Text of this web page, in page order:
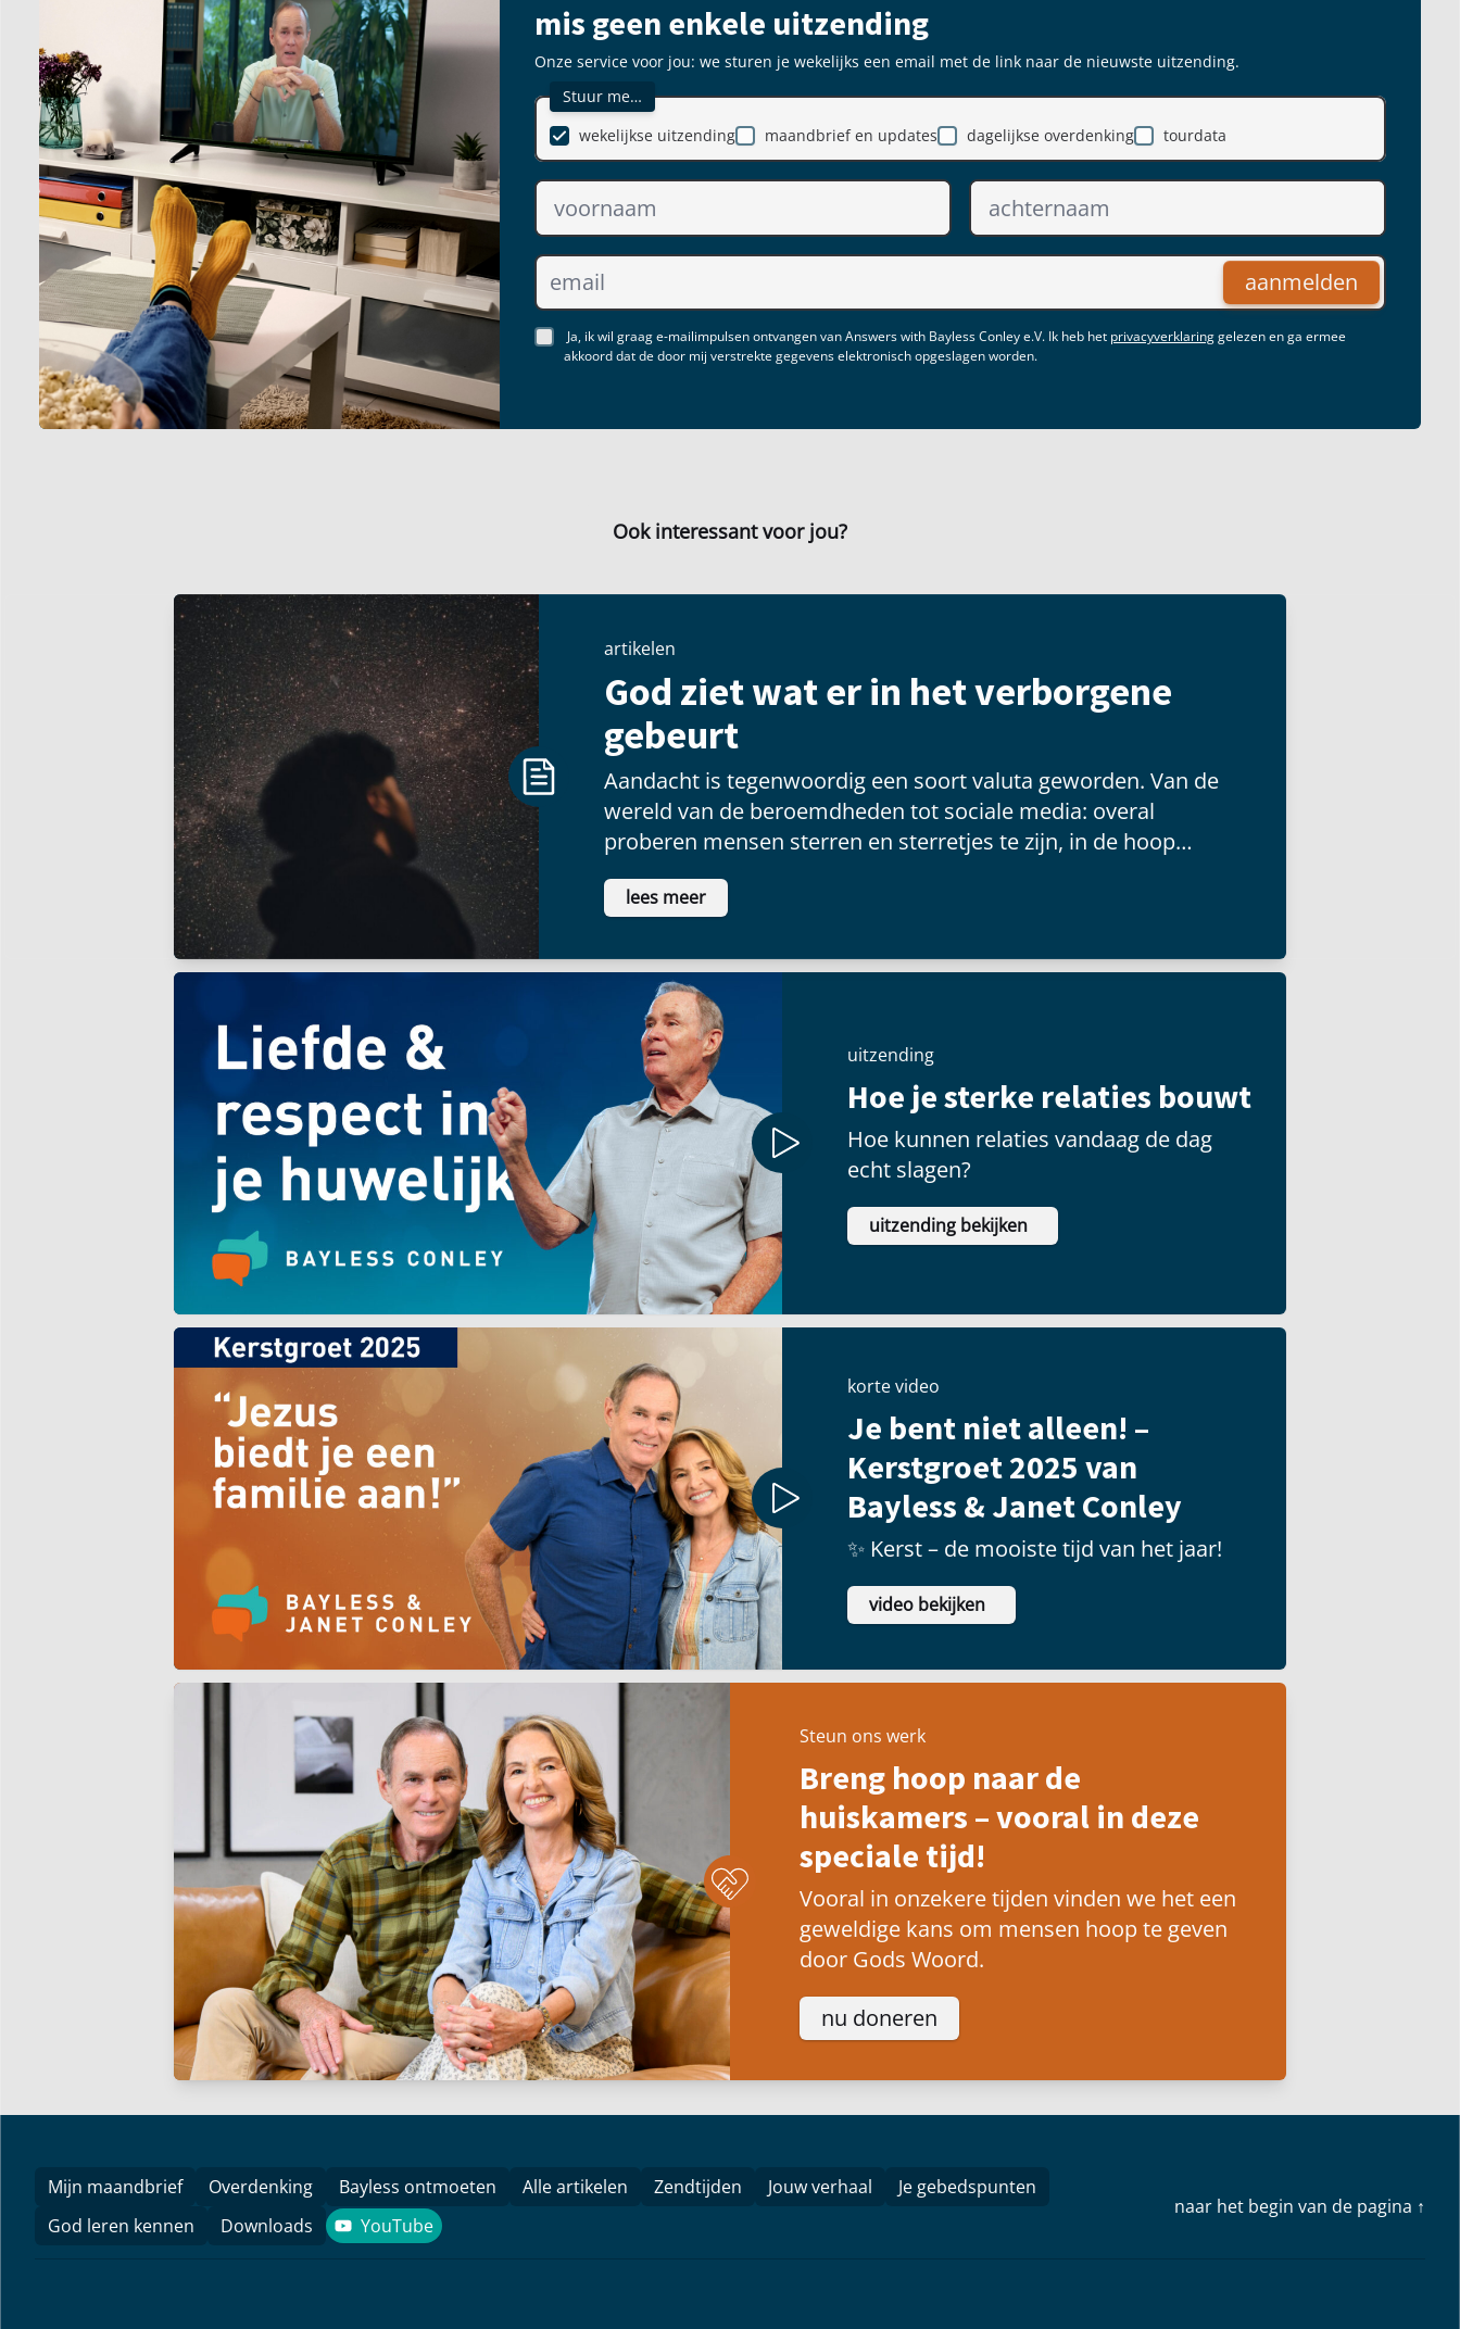
mis geen enkele uitzending
Onze service voor jou: we sturen je wekelijks een email met de link naar de nieuwste uitzending.
Stuur me…
maandbrief en updates
dagelijkse overdenking
wekelijkse uitzending tourdata
aanmelden
Ja, ik wil graag e-mailimpulsen ontvangen van Answers with Bayless Conley e.V. Ik heb het privacyverklaringgelezen en ga ermee
akkoord dat de door mij verstrekte gegevens elektronisch opgeslagen worden.
Ook interessant voor jou?
artikelen
God ziet wat er in het verborgene
gebeurt
Aandacht is tegenwoordig een soort valuta geworden. Van de
wereld van de beroemdheden tot sociale media: overal
proberen mensen sterren en sterretjes te zijn, in de hoop
voldoening te vinden als ze voor een groot publiek kunnen
schitteren.
lees meer
uitzending
Hoe je sterke relaties bouwt
Hoe kunnen relaties vandaag de dag
echt slagen?
uitzending bekijken
korte video
Je bent niet alleen! –
Kerstgroet 2025 van
Bayless & Janet Conley
✨ Kerst – de mooiste tijd van het jaar!
video bekijken
Steun ons werk
Breng hoop naar de
huiskamers – vooral in deze
speciale tijd!
Vooral in onzekere tijden vinden we het een
geweldige kans om mensen hoop te geven
door Gods Woord.
nu doneren
Mijn maandbrief Overdenking Bayless ontmoeten Alle artikelen Zendtijden Jouw verhaal
Je gebedspunten
God leren kennen
Downloads YouTube
YouTube
naar het begin van de pagina ↑